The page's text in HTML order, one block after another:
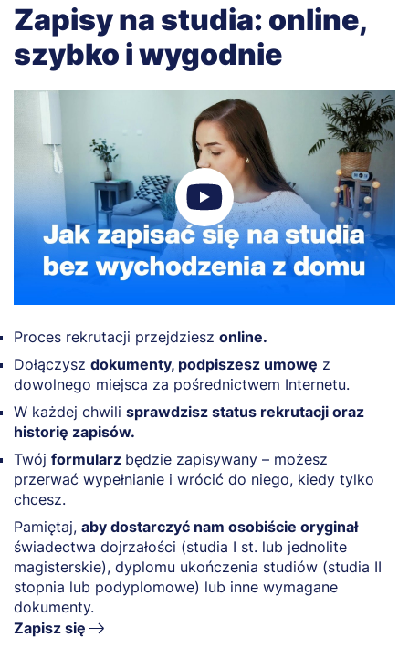
Zapisy na studia: online,
szybko i wygodnie
Proces rekrutacji przejdziesz online.
Dołączysz dokumenty, podpiszesz umowę z
dowolnego miejsca za pośrednictwem Internetu.
W każdej chwili sprawdzisz status rekrutacji oraz
historię zapisów.
Twój formularz będzie zapisywany – możesz
przerwać wypełnianie i wrócić do niego, kiedy tylko
chcesz.
Pamiętaj, aby dostarczyć nam osobiście oryginał
świadectwa dojrzałości (studia I st. lub jednolite
magisterskie), dyplomu ukończenia studiów (studia II
stopnia lub podyplomowe) lub inne wymagane
dokumenty.
Zapisz się